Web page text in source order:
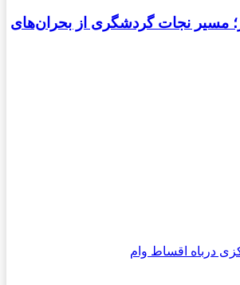
مسیر نجات گردشگری از بحران‌های
درباه اقساط وام